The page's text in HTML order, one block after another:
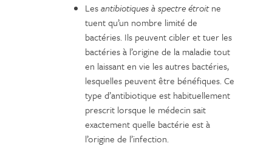
Lesantibiotiques à spectre étroitne
tuent qu’un nombre limité de
bactéries. Ils peuvent cibler et tuer les
bactéries à l’origine de la maladie tout
en laissant en vie les autres bactéries,
lesquelles peuvent être bénéfiques. Ce
type d’antibiotique est habituellement
prescrit lorsque le médecin sait
exactement quelle bactérie est à
l’origine de l’infection.